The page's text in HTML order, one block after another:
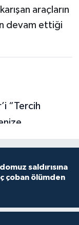
araçların
devam ettiği
saldırısına
çoban ölümden